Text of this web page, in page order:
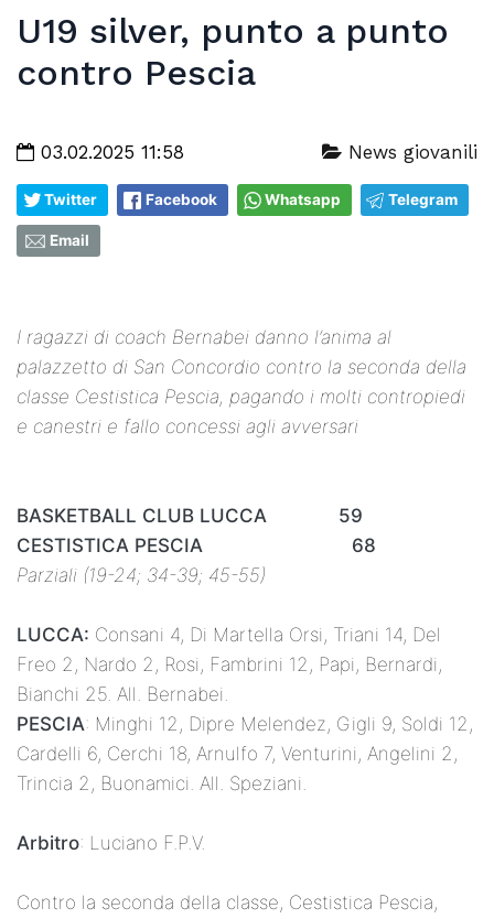
U19 silver, punto a punto
contro Pescia
03.02.2025 11:58 News giovanili
Twitter Facebook Whatsapp Telegram
Email
I ragazzi di coach Bernabei danno l’anima al
palazzetto di San Concordio contro la seconda della
classe Cestistica Pescia, pagando i molti contropiedi
e canestri e fallo concessi agli avversari
BASKETBALL CLUB LUCCA 59
CESTISTICA PESCIA 68
Parziali (19-24; 34-39; 45-55)
LUCCA: Consani 4, Di Martella Orsi, Triani 14, Del
Freo 2, Nardo 2, Rosi, Fambrini 12, Papi, Bernardi,
Bianchi 25. All. Bernabei.
PESCIA: Minghi 12, Dipre Melendez, Gigli 9, Soldi 12,
Cardelli 6, Cerchi 18, Arnulfo 7, Venturini, Angelini 2,
Trincia 2, Buonamici. All. Speziani.
Arbitro: Luciano F.P.V.
Contro la seconda della classe, Cestistica Pescia,